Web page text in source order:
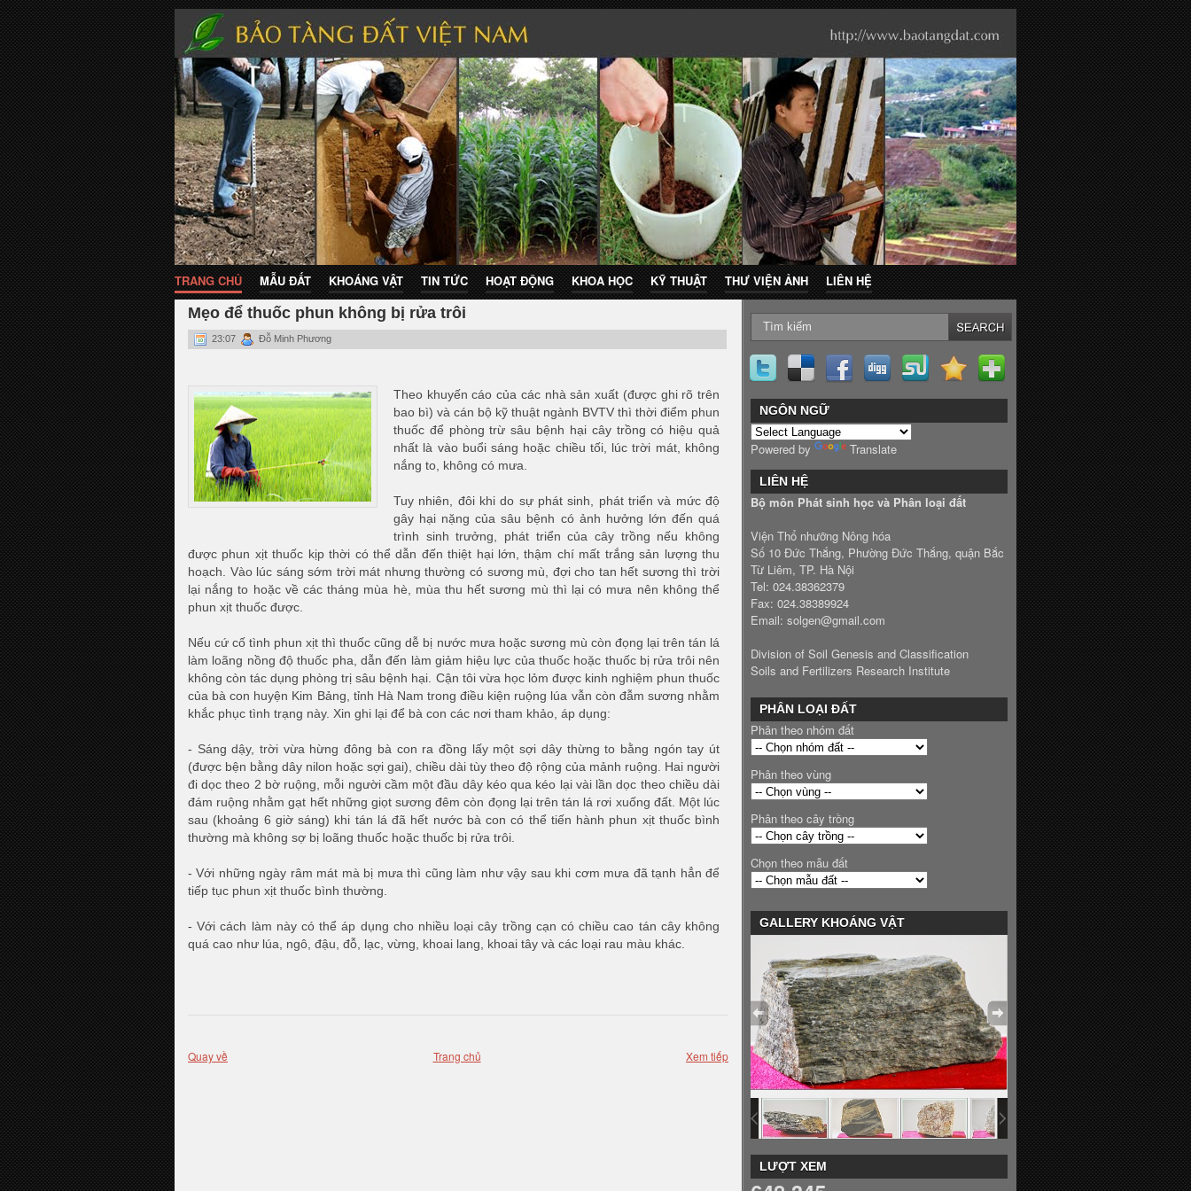
TRANG CHỦ MẪU ĐẤT KHOÁNG VẬT TIN TỨC HOẠT ĐỘNG KHOA HỌC KỸ THUẬT THƯ VIỆN ẢNH LIÊN HỆ
Mẹo để thuốc phun không bị rửa trôi
23:07 Đỗ Minh Phương
Theo khuyến cáo của các nhà sản xuất (được ghi rõ trên
bao bì) và cán bộ kỹ thuật ngành BVTV thì thời điểm phun
thuốc để phòng trừ sâu bệnh hại cây trồng có hiệu quả
nhất là vào buổi sáng hoặc chiều tối, lúc trời mát, không
nắng to, không có mưa.
Tuy nhiên, đôi khi do sự phát sinh, phát triển và mức độ
gây hại nặng của sâu bệnh có ảnh hưởng lớn đến quá
trình sinh trưởng, phát triển của cây trồng nếu không
được phun xịt thuốc kịp thời có thể dẫn đến thiệt hại lớn, thậm chí mất trắng sản lượng thu
hoạch. Vào lúc sáng sớm trời mát nhưng thường có sương mù, đợi cho tan hết sương thì trời
lại nắng to hoặc về các tháng mùa hè, mùa thu hết sương mù thì lại có mưa nên không thể
phun xịt thuốc được.
Nếu cứ cố tình phun xịt thì thuốc cũng dễ bị nước mưa hoặc sương mù còn đọng lại trên tán lá
làm loãng nồng độ thuốc pha, dẫn đến làm giảm hiệu lực của thuốc hoặc thuốc bị rửa trôi nên
không còn tác dụng phòng trị sâu bệnh hại. Cận tôi vừa học lỏm được kinh nghiệm phun thuốc
của bà con huyện Kim Bảng, tỉnh Hà Nam trong điều kiện ruộng lúa vẫn còn đẫm sương nhằm
khắc phục tình trạng này. Xin ghi lại để bà con các nơi tham khảo, áp dụng:
- Sáng dậy, trời vừa hừng đông bà con ra đồng lấy một sợi dây thừng to bằng ngón tay út
(được bện bằng dây nilon hoặc sợi gai), chiều dài tùy theo độ rộng của mảnh ruộng. Hai người
đi dọc theo 2 bờ ruộng, mỗi người cầm một đầu dây kéo qua kéo lại vài lần dọc theo chiều dài
đám ruộng nhằm gạt hết những giọt sương đêm còn đọng lại trên tán lá rơi xuống đất. Một lúc
sau (khoảng 6 giờ sáng) khi tán lá đã hết nước bà con có thể tiến hành phun xịt thuốc bình
thường mà không sợ bị loãng thuốc hoặc thuốc bị rửa trôi.
- Với những ngày râm mát mà bị mưa thì cũng làm như vậy sau khi cơm mưa đã tạnh hẳn để
tiếp tục phun xịt thuốc bình thường.
- Với cách làm này có thể áp dụng cho nhiều loại cây trồng cạn có chiều cao tán cây không
quá cao như lúa, ngô, đậu, đỗ, lạc, vừng, khoai lang, khoai tây và các loại rau màu khác.
Quay về Xem tiếp
Trang chủ
NGÔN NGỮ
Powered by Translate
LIÊN HỆ
Bộ môn Phát sinh học và Phân loại đất
Viện Thổ nhưỡng Nông hóa
Số 10 Đức Thắng, Phường Đức Thắng, quận Bắc
Từ Liêm, TP. Hà Nội
Tel: 024.38362379
Fax: 024.38389924
Email: solgen@gmail.com
Division of Soil Genesis and Classification
Soils and Fertilizers Research Institute
PHÂN LOẠI ĐẤT
Phân theo nhóm đất
Phân theo vùng
Phân theo cây trồng
Chọn theo mẫu đất
GALLERY KHOÁNG VẬT
LƯỢT XEM